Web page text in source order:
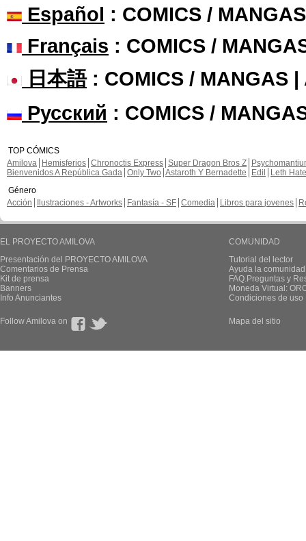
Español : COMICS /
Français : COMICS /
日本語: COMICS / MANGAS |
Русский : COMICS /
TOP CÓMICS
Amilova
Hemisferios Chronoctis Express Super Dragon Bros Z
Bienvenidos A República Gada Only Two Astaroth Y Bernadette Edil
Leth Hate
Género
Acción
Ilustraciones - Artworks Fantasía - SF Comedia Libros para jovenes
EL PROYECTO AMILOVA
Presentación del PROYECTO AMILOVA
Comentarios de Prensa
Kit de prensa
Banners
Info Anunciantes
COMUNIDAD
Tutorial del lector
Ayuda la
FAQ.Preguntas y
Moneda Virtual:
Condiciones de uso
Follow Amilova on Mapa del sitio